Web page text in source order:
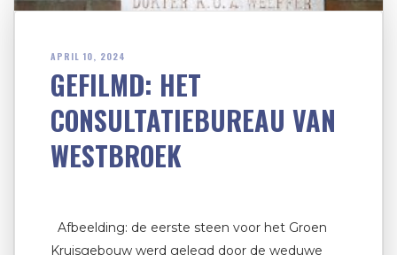
APRIL 10, 2024
GEFILMD: HET
CONSULTATIEBUREAU VAN
WESTBROEK
Afbeelding: de eerste steen voor het Groen
Kruisgebouw werd gelegd door de weduwe